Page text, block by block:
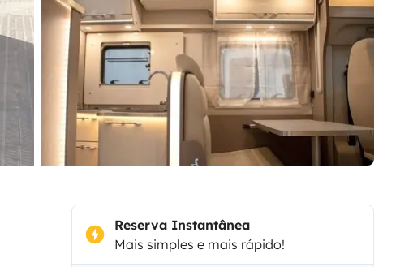
Reserva Instantânea
Mais simples e mais rápido!